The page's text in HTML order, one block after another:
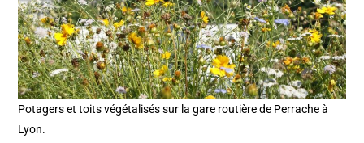
Potagers et toits végétalisés sur la gare routière de Perrache à
Lyon.